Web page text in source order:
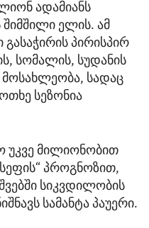
ადამიანს
შიმშილი ელის. ამ
პირისპირ
სომალის, სუდანის
სადაც
სეზონია
უკვე მილიონობით
პროგნოზით,
სიკვდილობის
სამანტა პაუერი.